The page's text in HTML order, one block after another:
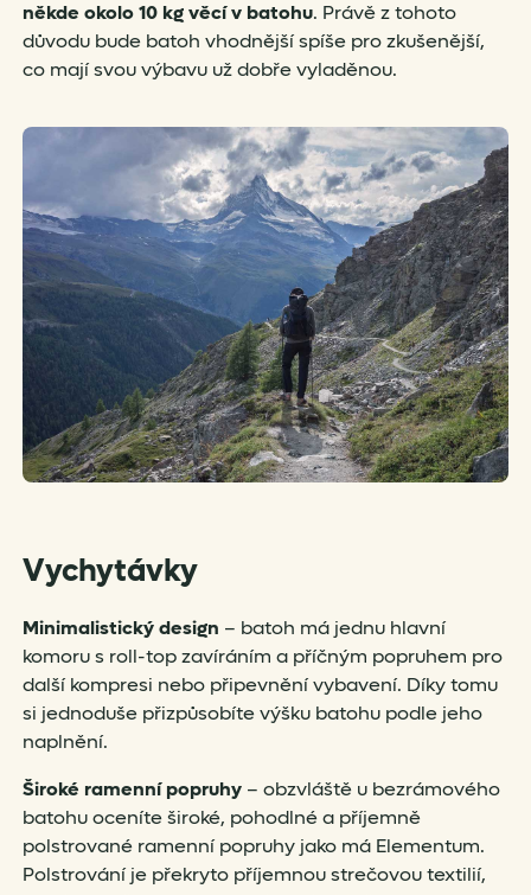
někde okolo 10 kg věcí v batohu. Právě z tohoto
důvodu bude batoh vhodnější spíše pro zkušenější,
co mají svou výbavu už dobře vyladěnou.
Vychytávky
Minimalistický design – batoh má jednu hlavní
komoru s roll-top zavíráním a příčným popruhem pro
další kompresi nebo připevnění vybavení. Díky tomu
si jednoduše přizpůsobíte výšku batohu podle jeho
naplnění.
Široké ramenní popruhy – obzvláště u bezrámového
batohu oceníte široké, pohodlné a příjemně
polstrované ramenní popruhy jako má Elementum.
Polstrování je překryto příjemnou strečovou textilií,